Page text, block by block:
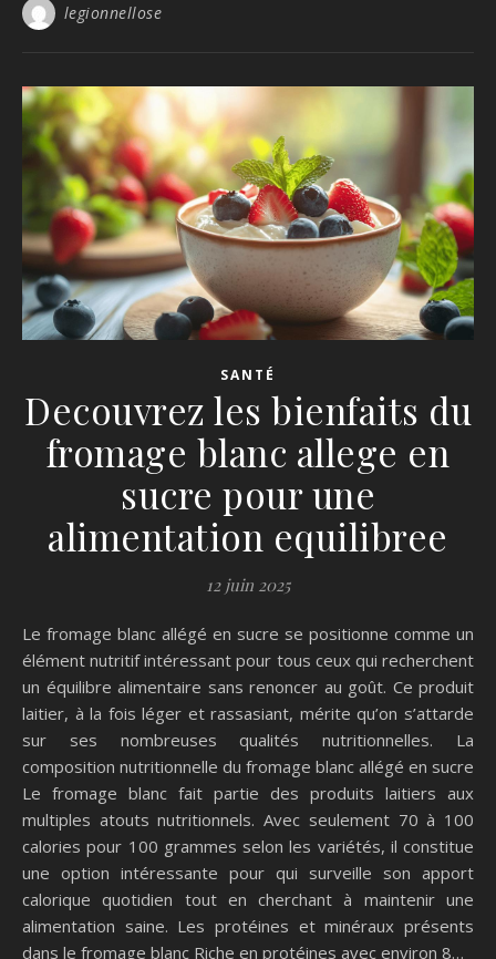
legionnellose
SANTÉ
Decouvrez les bienfaits du
fromage blanc allege en
sucre pour une
alimentation equilibree
12 juin 2025
Le fromage blanc allégé en sucre se positionne comme un
élément nutritif intéressant pour tous ceux qui recherchent
un équilibre alimentaire sans renoncer au goût. Ce produit
laitier, à la fois léger et rassasiant, mérite qu’on s’attarde
sur ses nombreuses qualités nutritionnelles. La
composition nutritionnelle du fromage blanc allégé en sucre
Le fromage blanc fait partie des produits laitiers aux
multiples atouts nutritionnels. Avec seulement 70 à 100
calories pour 100 grammes selon les variétés, il constitue
une option intéressante pour qui surveille son apport
calorique quotidien tout en cherchant à maintenir une
alimentation saine. Les protéines et minéraux présents
dans le fromage blanc Riche en protéines avec environ 8…